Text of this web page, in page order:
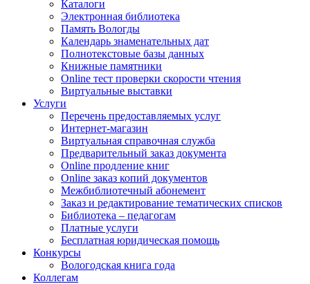
Каталоги
Электронная библиотека
Память Вологды
Календарь знаменательных дат
Полнотекстовые базы данных
Книжные памятники
Online тест проверки скорости чтения
Виртуальные выставки
Услуги
Перечень предоставляемых услуг
Интернет-магазин
Виртуальная справочная служба
Предварительный заказ документа
Online продление книг
Online заказ копий документов
Межбиблиотечный абонемент
Заказ и редактирование тематических списков
Библиотека – педагогам
Платные услуги
Бесплатная юридическая помощь
Конкурсы
Вологодская книга года
Коллегам